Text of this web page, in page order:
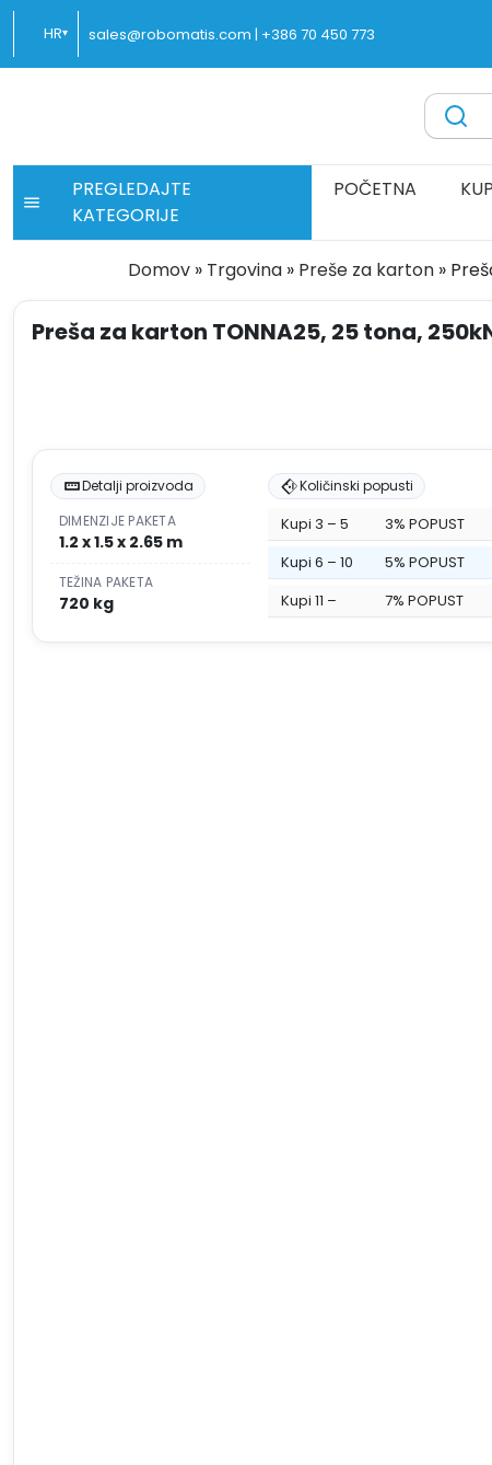
Preskoči
sadržaj
HR▾ sales@robomatis.com | +386 70 450 773
Battery Strapping Tools and Packing Machines
PREGLEDAJTE
KATEGORIJE
POČETNA
Domov » Trgovina » Preše za karton »
Preša za karton TONNA25, 25 tona,
Detalji proizvoda
DIMENZIJE PAKETA
1.2 x 1.5 x 2.65 m
TEŽINA PAKETA
720 kg
Količinski popusti
Kupi 3 – 5 3% POPUST
Kupi 6 – 10
5% POPUST
Kupi 11 –
7% POPUST